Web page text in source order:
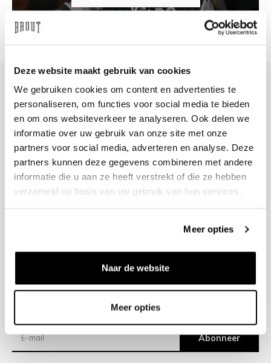
Deze website maakt gebruik van cookies
We gebruiken cookies om content en advertenties te
personaliseren, om functies voor social media te bieden
en om ons websiteverkeer te analyseren. Ook delen we
informatie over uw gebruik van onze site met onze
partners voor social media, adverteren en analyse. Deze
partners kunnen deze gegevens combineren met andere
informatie die u aan ze heeft verstrekt of die ze hebben
verzameld op basis van uw gebruik van hun services.
Meer opties
Naar de website
Meer opties
+31 23 205 2006
info@bruut.nl
Contact Formulier
Open 11:00 - 21:00
OPENINGSTIJDEN
Verzending
Abonneer